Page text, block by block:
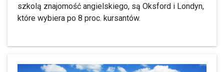
szkolą znajomość angielskiego, są Oksford i Londyn,
które wybiera po 8 proc. kursantów.